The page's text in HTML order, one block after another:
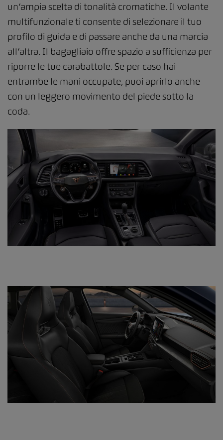
un’ampia scelta di tonalità cromatiche. Il volante
multifunzionale ti consente di selezionare il tuo
profilo di guida e di passare anche da una marcia
all’altra. Il bagagliaio offre spazio a sufficienza per
riporre le tue carabattole. Se per caso hai
entrambe le mani occupate, puoi aprirlo anche
con un leggero movimento del piede sotto la
coda.